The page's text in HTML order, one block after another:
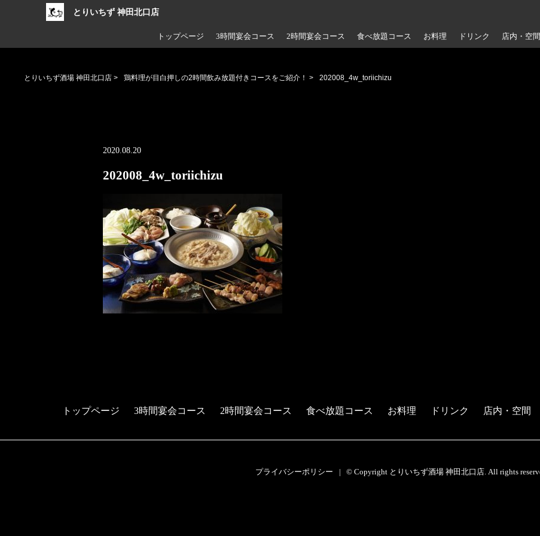
とりいちず 神田北口店
トップページ 3時間宴会コース 2時間宴会コース 食べ放題コース お料理 ドリンク 店内・空間
とりいちず酒場 神田北口店 > 鶏料理が目白押しの2時間飲み放題付きコースをご紹介！ > 202008_4w_toriichizu
2020.08.20
202008_4w_toriichizu
トップページ 3時間宴会コース 2時間宴会コース 食べ放題コース お料理 ドリンク 店内・空間
プライバシーポリシー © Copyright とりいちず酒場 神田北口店. All rights